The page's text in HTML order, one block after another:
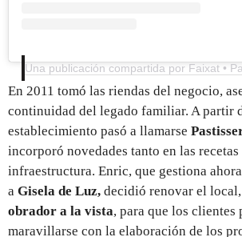
En 2011 tomó las riendas del negocio,
continuidad del legado familiar. A partir
establecimiento pasó a llamarse
incorporó novedades tanto en las
infraestructura. Enric, que gestiona
a Gisela de Luz, decidió renovar el
obrador a la vista, para que los clientes
maravillarse con la elaboración de los